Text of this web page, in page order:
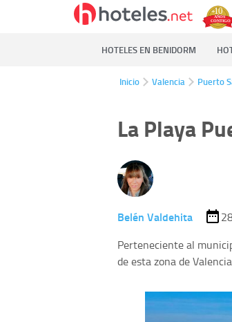
HOTELES EN BENIDORM
Inicio Valencia Puerto
La Playa
Belén Valdehita
Perteneciente al
de esta zona de